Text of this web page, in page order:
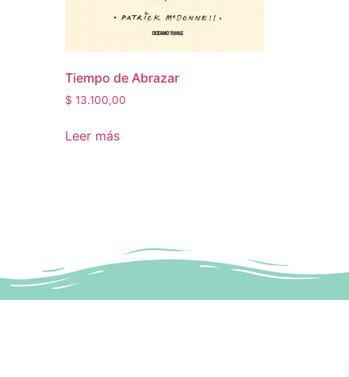
Tiempo de Abrazar
$ 13.100,00
Leer más